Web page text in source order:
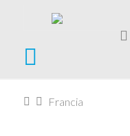
HomeFrancia